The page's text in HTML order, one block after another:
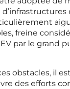
freine
par le grand
obstacles, il
des efforts